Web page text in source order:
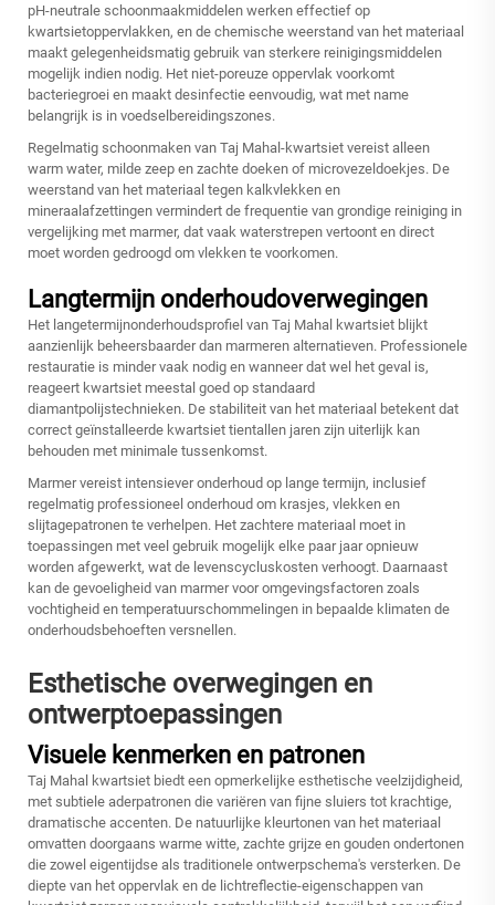
pH-neutrale schoonmaakmiddelen werken effectief op
kwartsietoppervlakken, en de chemische weerstand van het materiaal
maakt gelegenheidsmatig gebruik van sterkere reinigingsmiddelen
mogelijk indien nodig. Het niet-poreuze oppervlak voorkomt
bacteriegroei en maakt desinfectie eenvoudig, wat met name
belangrijk is in voedselbereidingszones.
Regelmatig schoonmaken van Taj Mahal-kwartsiet vereist alleen
warm water, milde zeep en zachte doeken of microvezeldoekjes. De
weerstand van het materiaal tegen kalkvlekken en
mineraalafzettingen vermindert de frequentie van grondige reiniging in
vergelijking met marmer, dat vaak waterstrepen vertoont en direct
moet worden gedroogd om vlekken te voorkomen.
Langtermijn onderhoudoverwegingen
Het langetermijnonderhoudsprofiel van Taj Mahal kwartsiet blijkt
aanzienlijk beheersbaarder dan marmeren alternatieven. Professionele
restauratie is minder vaak nodig en wanneer dat wel het geval is,
reageert kwartsiet meestal goed op standaard
diamantpolijstechnieken. De stabiliteit van het materiaal betekent dat
correct geïnstalleerde kwartsiet tientallen jaren zijn uiterlijk kan
behouden met minimale tussenkomst.
Marmer vereist intensiever onderhoud op lange termijn, inclusief
regelmatig professioneel onderhoud om krasjes, vlekken en
slijtagepatronen te verhelpen. Het zachtere materiaal moet in
toepassingen met veel gebruik mogelijk elke paar jaar opnieuw
worden afgewerkt, wat de levenscycluskosten verhoogt. Daarnaast
kan de gevoeligheid van marmer voor omgevingsfactoren zoals
vochtigheid en temperatuurschommelingen in bepaalde klimaten de
onderhoudsbehoeften versnellen.
Esthetische overwegingen en
ontwerptoepassingen
Visuele kenmerken en patronen
Taj Mahal kwartsiet biedt een opmerkelijke esthetische veelzijdigheid,
met subtiele aderpatronen die variëren van fijne sluiers tot krachtige,
dramatische accenten. De natuurlijke kleurtonen van het materiaal
omvatten doorgaans warme witte, zachte grijze en gouden ondertonen
die zowel eigentijdse als traditionele ontwerpschema's versterken. De
diepte van het oppervlak en de lichtreflectie-eigenschappen van